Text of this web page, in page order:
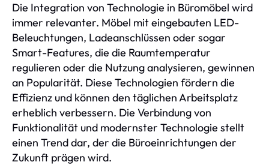
Die Integration von Technologie in Büromöbel wird
immer relevanter. Möbel mit eingebauten LED-
Beleuchtungen, Ladeanschlüssen oder sogar
Smart-Features, die die Raumtemperatur
regulieren oder die Nutzung analysieren, gewinnen
an Popularität. Diese Technologien fördern die
Effizienz und können den täglichen Arbeitsplatz
erheblich verbessern. Die Verbindung von
Funktionalität und modernster Technologie stellt
einen Trend dar, der die Büroeinrichtungen der
Zukunft prägen wird.